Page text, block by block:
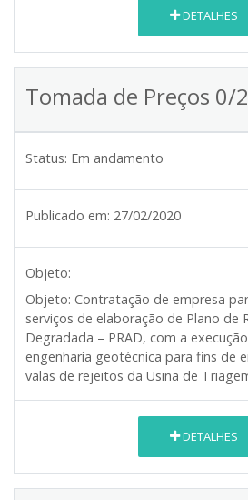
DETALHES
Tomada de Preços 0/
Status: Em andamento
Publicado em: 27/02/2020
Objeto:
Objeto: Contratação de empresa
serviços de elaboração de Plano de
Degradada – PRAD, com a
engenharia geotécnica para fins de
valas de rejeitos da Usina de
DETALHES